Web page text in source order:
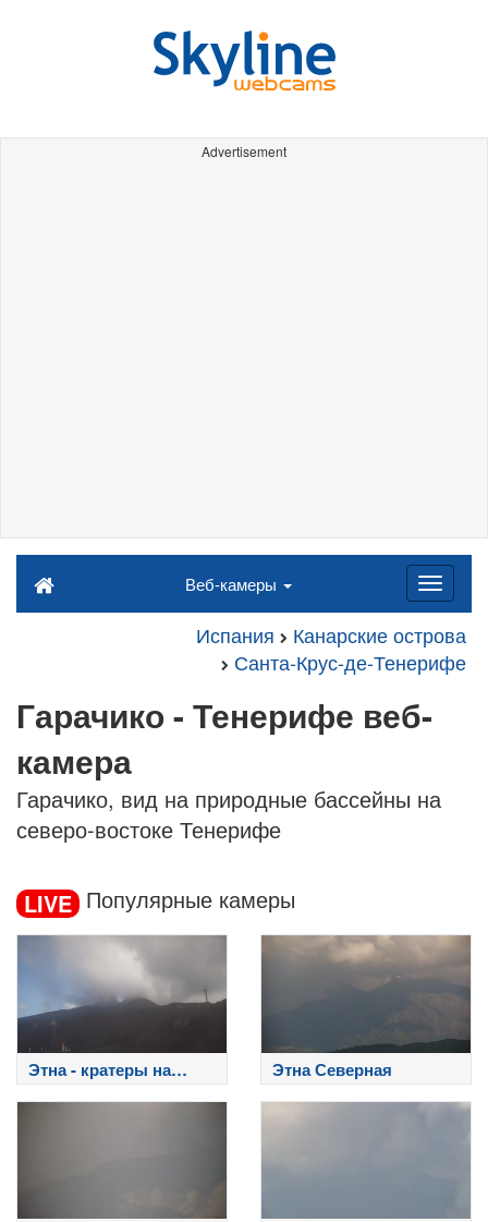
Advertisement
Веб-камеры
Испания
Канарские острова
Санта-Крус-де-Тенерифе
Гарачико - Тенерифе веб-
камера
Гарачико, вид на природные бассейны на
северо-востоке Тенерифе
LIVE Популярные камеры
Этна - кратеры на
вершине
Этна Северная